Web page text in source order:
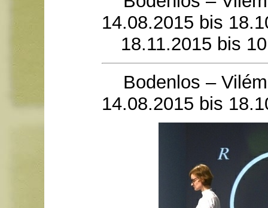
14.08.2015 bis
18.11.2015 bis
Bodenlos –
14.08.2015 bis